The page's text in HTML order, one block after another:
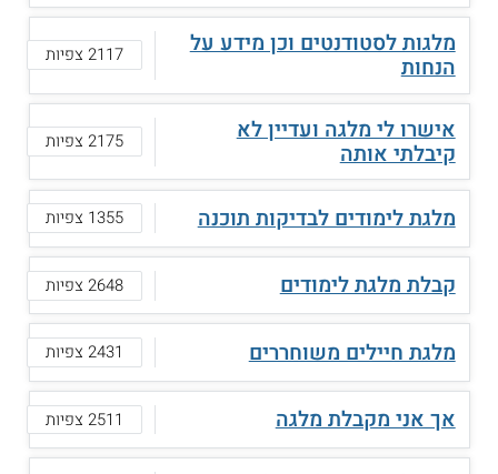
מלגות לסטודנטים וכן מידע על
הנחות 2117 צפיות
אישרו לי מלגה ועדיין לא
קיבלתי אותה 2175 צפיות
מלגת לימודים לבדיקות תוכנה 1355 צפיות
קבלת מלגת לימודים 2648 צפיות
מלגת חיילים משוחררים 2431 צפיות
אך אני מקבלת מלגה 2511 צפיות